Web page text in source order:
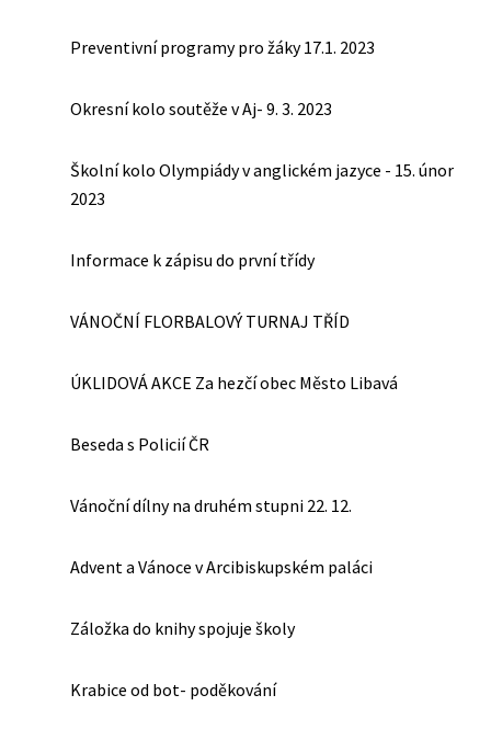
Preventivní programy pro žáky 17.1. 2023
Okresní kolo soutěže v Aj- 9. 3. 2023
Školní kolo Olympiády v anglickém jazyce - 15. únor
2023
Informace k zápisu do první třídy
VÁNOČNÍ FLORBALOVÝ TURNAJ TŘÍD
ÚKLIDOVÁ AKCE Za hezčí obec Město Libavá
Beseda s Policií ČR
Vánoční dílny na druhém stupni 22. 12.
Advent a Vánoce v Arcibiskupském paláci
Záložka do knihy spojuje školy
Krabice od bot- poděkování